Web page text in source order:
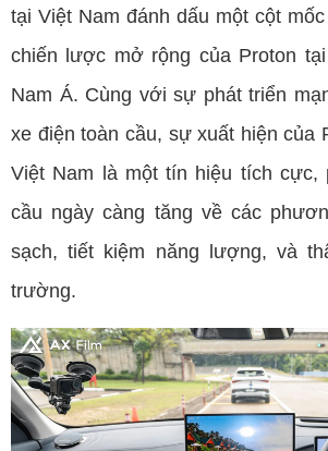
tại Việt Nam đánh dấu một cột
chiến lược mở rộng của Proton
Nam Á. Cùng với sự phát triển
xe điện toàn cầu, sự xuất hiện của
Việt Nam là một tín hiệu tích cực,
cầu ngày càng tăng về các
sạch, tiết kiệm năng lượng, và
trường.